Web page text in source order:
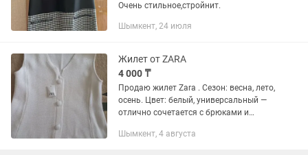
Очень стильное,стройнит.
Шымкент, 24 июля
Жилет от ZARA
4 000 ₸
Продаю жилет Zara . Сезон: весна, лето,
осень. Цвет: белый, универсальный —
отлично сочетается с брюками и
расклешенный книзу, красиво
Шымкент, 4 августа